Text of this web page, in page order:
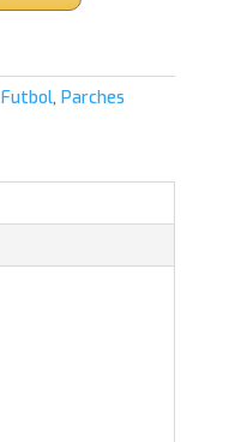
Futbol, Parches